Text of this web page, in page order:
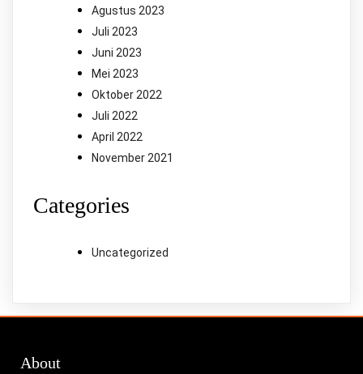
Agustus 2023
Juli 2023
Juni 2023
Mei 2023
Oktober 2022
Juli 2022
April 2022
November 2021
Categories
Uncategorized
About